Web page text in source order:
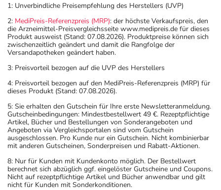
1: Unverbindliche Preisempfehlung des Herstellers (UVP)
2: MediPreis-Referenzpreis (MRP): der höchste Verkaufspreis, den
die Arzneimittel-Preisvergleichsseite www.medipreis.de für dieses
Produkt ausweist (Stand: 07.08.2026). Produktpreise können sich
zwischenzeitlich geändert und damit die Rangfolge der
Versandapotheken geändert haben.
3: Preisvorteil bezogen auf die UVP des Herstellers
4: Preisvorteil bezogen auf den MediPreis-Referenzpreis (MRP) für
dieses Produkt (Stand: 07.08.2026).
5: Sie erhalten den Gutschein für Ihre erste Newsletteranmeldung.
Gutscheinbedingungen: Mindestbestellwert 49 €. Rezeptpflichtige
Artikel, Bücher und Bestellungen von Sonderangeboten und
Angeboten via Vergleichsportalen sind vom Gutschein
ausgeschlossen. Pro Kunde nur ein Gutschein. Nicht kombinierbar
mit anderen Gutscheinen, Sonderpreisen und Rabatt-Aktionen.
8: Nur für Kunden mit Kundenkonto möglich. Der Bestellwert
berechnet sich abzüglich ggf. eingelöster Gutscheine und Coupons.
Nicht auf rezeptpflichtige Artikel und Bücher anwendbar und gilt
nicht für Kunden mit Sonderkonditionen.